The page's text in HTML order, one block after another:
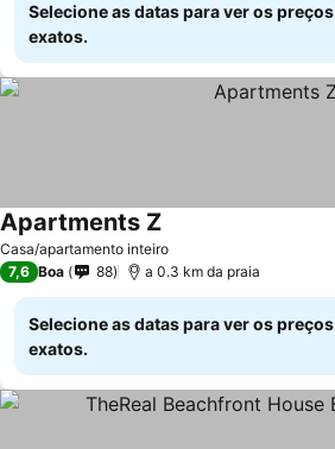
Selecione as datas para ver os preços
exatos.
Casa/apartamento inteiro
Apartments Z
7,6 Boa 88 a 0.3 km da praia
Selecione as datas para ver os preços
exatos.